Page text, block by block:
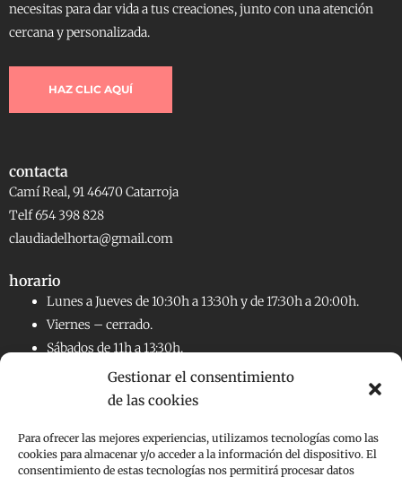
Gestionar el consentimiento
de las cookies
Para ofrecer las mejores experiencias, utilizamos tecnologías como las
cookies para almacenar y/o acceder a la información del dispositivo. El
consentimiento de estas tecnologías nos permitirá procesar datos
necesitas para dar vida a tus creaciones, junto con una atención
cercana y personalizada.
HAZ CLIC AQUÍ
contacta
Camí Real, 91 46470 Catarroja
Telf 654 398 828
claudiadelhorta@gmail.com
horario
Lunes a Jueves de 10:30h a 13:30h y de 17:30h a 20:00h.
Viernes – cerrado.
Sábados de 11h a 13:30h.